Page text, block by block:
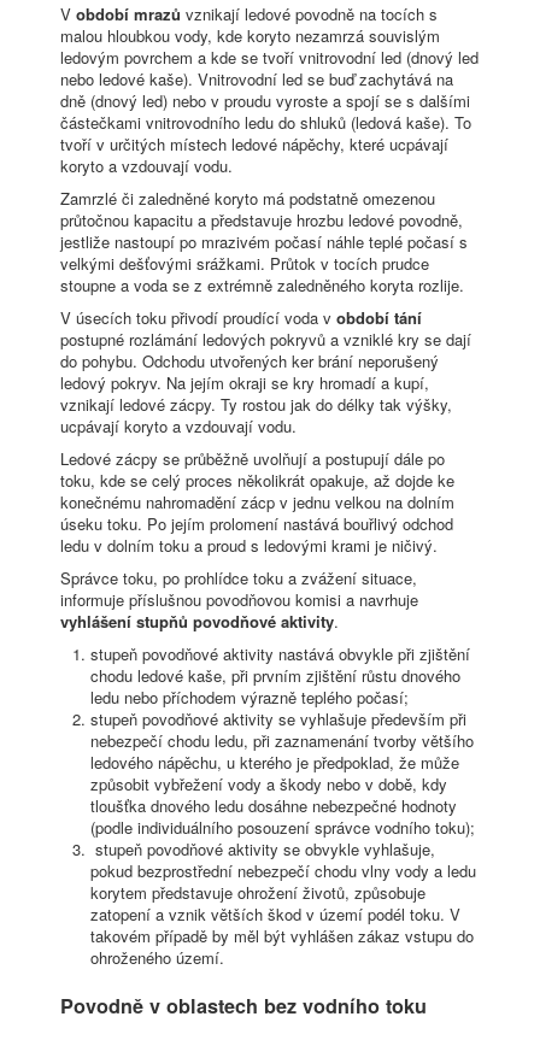
V období mrazů vznikají ledové povodně na tocích s
malou hloubkou vody, kde koryto nezamrzá souvislým
ledovým povrchem a kde se tvoří vnitrovodní led (dnový led
nebo ledové kaše). Vnitrovodní led se buď zachytává na
dně (dnový led) nebo v proudu vyroste a spojí se s dalšími
částečkami vnitrovodního ledu do shluků (ledová kaše). To
tvoří v určitých místech ledové nápěchy, které ucpávají
koryto a vzdouvají vodu.
Zamrzlé či zaledněné koryto má podstatně omezenou
průtočnou kapacitu a představuje hrozbu ledové povodně,
jestliže nastoupí po mrazivém počasí náhle teplé počasí s
velkými dešťovými srážkami. Průtok v tocích prudce
stoupne a voda se z extrémně zaledněného koryta rozlije.
V úsecích toku přivodí proudící voda v období tání
postupné rozlámání ledových pokryvů a vzniklé kry se dají
do pohybu. Odchodu utvořených ker brání neporušený
ledový pokryv. Na jejím okraji se kry hromadí a kupí,
vznikají ledové zácpy. Ty rostou jak do délky tak výšky,
ucpávají koryto a vzdouvají vodu.
Ledové zácpy se průběžně uvolňují a postupují dále po
toku, kde se celý proces několikrát opakuje, až dojde ke
konečnému nahromadění zácp v jednu velkou na dolním
úseku toku. Po jejím prolomení nastává bouřlivý odchod
ledu v dolním toku a proud s ledovými krami je ničivý.
Správce toku, po prohlídce toku a zvážení situace,
informuje příslušnou povodňovou komisi a navrhuje
vyhlášení stupňů povodňové aktivity.
stupeň povodňové aktivity nastává obvykle při zjištění
chodu ledové kaše, při prvním zjištění růstu dnového
ledu nebo příchodem výrazně teplého počasí;
stupeň povodňové aktivity se vyhlašuje především při
nebezpečí chodu ledu, při zaznamenání tvorby většího
ledového nápěchu, u kterého je předpoklad, že může
způsobit vybřežení vody a škody nebo v době, kdy
tloušťka dnového ledu dosáhne nebezpečné hodnoty
(podle individuálního posouzení správce vodního toku);
stupeň povodňové aktivity se obvykle vyhlašuje,
pokud bezprostřední nebezpečí chodu vlny vody a ledu
korytem představuje ohrožení životů, způsobuje
zatopení a vznik větších škod v území podél toku. V
takovém případě by měl být vyhlášen zákaz vstupu do
ohroženého území.
Povodně v oblastech bez vodního toku